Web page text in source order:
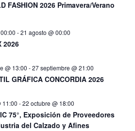
FASHION 2026 Primavera/Verano
-21 agosto @ 00:00
2026
@ 13:00 -27 septiembre @ 21:00
GRÁFICA CONCORDIA 2026
11:00 -22 octubre @ 18:00
75°, Exposición de Proveedores
del Calzado y Afines